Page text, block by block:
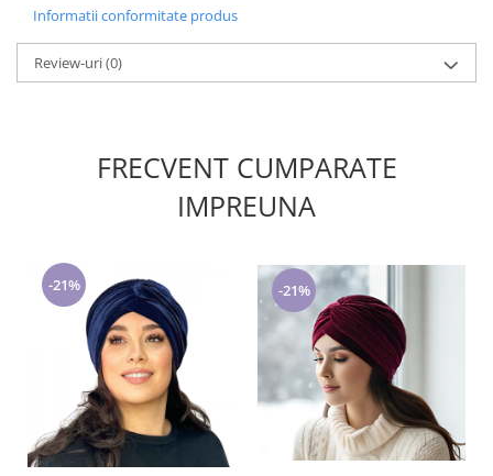
Informatii conformitate produs
Review-uri(0)
FRECVENT CUMPARATE
IMPREUNA
-21% -21%